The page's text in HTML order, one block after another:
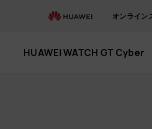
HUAWEI
WATCH
オンライン
HUAWEI WATCH GT Cyber